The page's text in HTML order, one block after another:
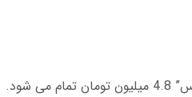
بهترین نرم افزارهای آنالیز فوتبال برای شرط بندی در سال 2025، گران هستند. نسخه حرفه ای “گل پلاس” 4.8 میلیون تومان تمام می شود.